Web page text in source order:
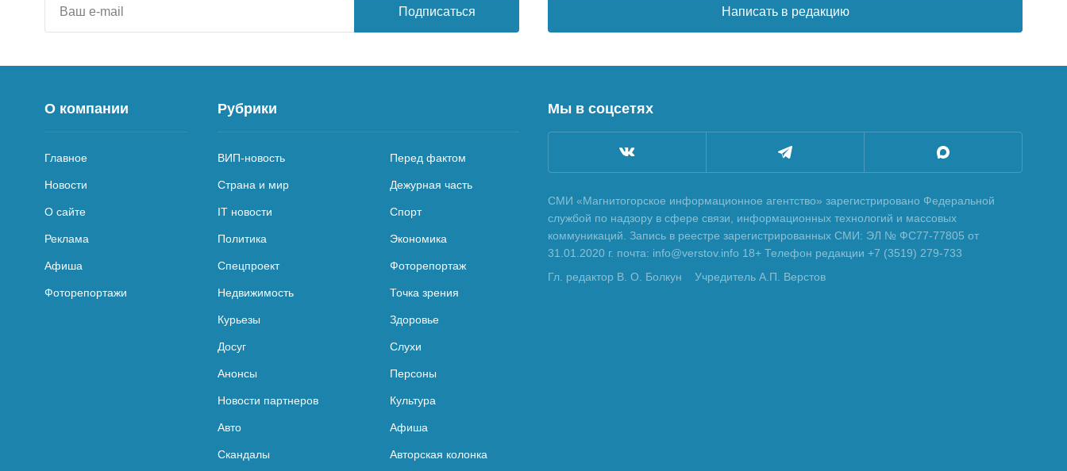
Подписаться Написать в редакцию
О компании
Главное
Новости
О сайте
Реклама
Афиша
Фоторепортажи
Рубрики
ВИП-новость Перед фактом
Страна и мир Дежурная часть
IT новости Спорт
Политика Экономика
Спецпроект Фоторепортаж
Недвижимость Точка зрения
Курьезы Здоровье
Досуг Слухи
Анонсы Персоны
Новости партнеров Культура
Авто Афиша
Скандалы Авторская колонка
Мы в соцсетях
СМИ «Магнитогорское информационное агентство» зарегистрировано Федеральной
службой по надзору в сфере связи, информационных технологий и массовых
коммуникаций. Запись в реестре зарегистрированных СМИ: ЭЛ № ФС77-77805 от
31.01.2020 г. почта: info@verstov.info 18+ Телефон редакции +7 (3519) 279-733
Гл. редактор В. О. Болкун
Учредитель А.П. Верстов